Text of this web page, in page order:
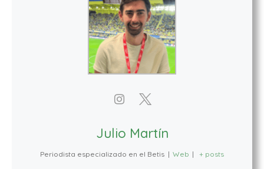
Julio Martín
Periodista especializado en el Betis | Web | + posts